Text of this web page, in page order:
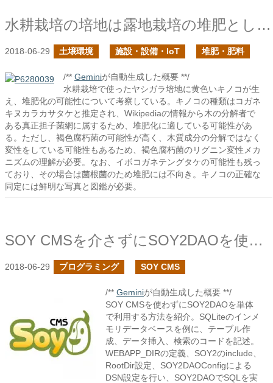
水耕栽培の培地は露地栽培の堆肥として再利用できるか？
2018-06-29 土壌環境 施設・設備・IoT 堆肥・肥料
/** Geminiが自動生成した概要 **/
水耕栽培で使ったヤシガラ培地に黄色いキノコが生
え、堆肥化の可能性について考察している。キノコの種類はコガネ
キヌカラカサタケと推定され、Wikipediaの情報から木の分解者で
ある真正担子菌網に属するため、堆肥化に適している可能性があ
る。ただし、褐色腐朽菌の可能性が高く、木質成分の分解ではなく
変性をしている可能性もあるため、褐色腐朽菌のリグニン変性メカ
ニズムの理解が必要。なお、イボコガネテングタケの可能性も残っ
ており、その場合は菌根菌のため堆肥には不向き。キノコの正確な
同定には鮮明な写真と図鑑が必要。
SOY CMSを介さずにSOY2DAOを使ってみる１
2018-06-29 プログラミング SOY CMS
/** Geminiが自動生成した概要 **/
SOY CMSを使わずにSOY2DAOを単体
で利用する方法を紹介。SQLiteのインメ
モリデータベースを例に、テーブル作
成、データ挿入、検索のコードを記述。
WEBAPP_DIRの定義、SOY2のinclude、
RootDir設定、SOY2DAOConfigによる
DSN設定を行い、SOY2DAOでSQLを実